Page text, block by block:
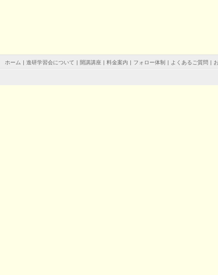
ホーム | 進研学習会について | 開講講座 | 料金案内 | フォロー体制 | よくあるご質問 |